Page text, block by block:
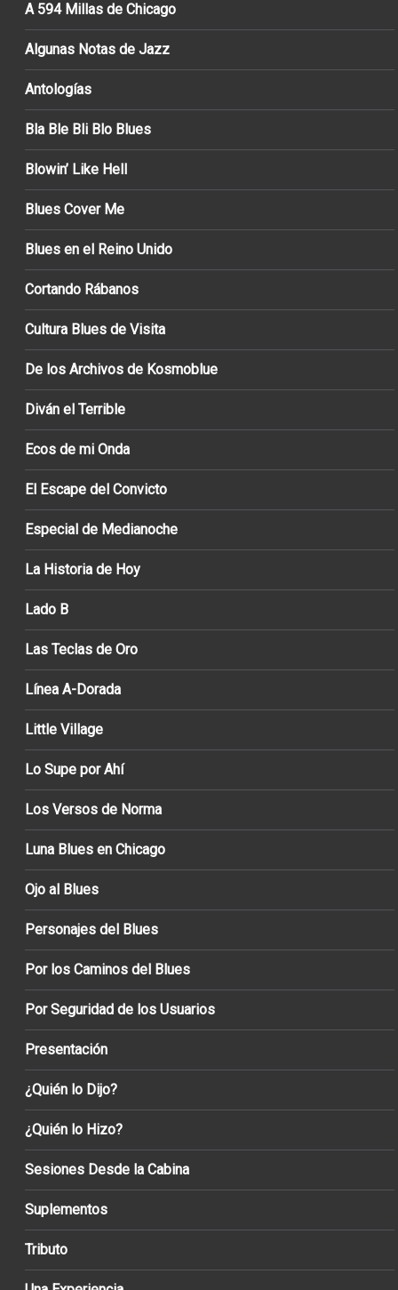
A 594 Millas de Chicago
Algunas Notas de Jazz
Antologías
Bla Ble Bli Blo Blues
Blowin’ Like Hell
Blues Cover Me
Blues en el Reino Unido
Cortando Rábanos
Cultura Blues de Visita
De los Archivos de Kosmoblue
Diván el Terrible
Ecos de mi Onda
El Escape del Convicto
Especial de Medianoche
La Historia de Hoy
Lado B
Las Teclas de Oro
Línea A-Dorada
Little Village
Lo Supe por Ahí
Los Versos de Norma
Luna Blues en Chicago
Ojo al Blues
Personajes del Blues
Por los Caminos del Blues
Por Seguridad de los Usuarios
Presentación
¿Quién lo Dijo?
¿Quién lo Hizo?
Sesiones Desde la Cabina
Suplementos
Tributo